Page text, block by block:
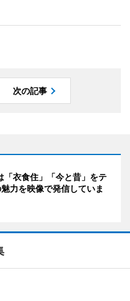
次の記事
「衣食住」「今と昔」をテ
力を映像で発信していま